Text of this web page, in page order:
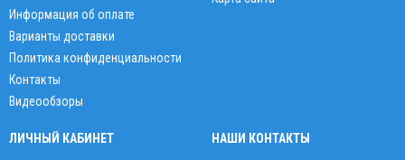
Информация об оплате
Варианты доставки
Политика конфиденциальности
Контакты
Видеообзоры
ЛИЧНЫЙ КАБИНЕТ НАШИ КОНТАКТЫ